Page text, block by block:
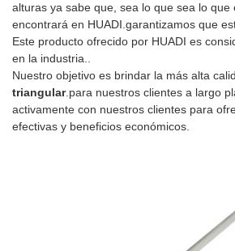
alturas ya sabe que, sea lo que sea lo que
encontrará en HUADI.garantizamos que
Este producto ofrecido por HUADI es
en la industria..
Nuestro objetivo es brindar la más alta
triangular.para nuestros clientes a largo
activamente con nuestros clientes para
efectivas y beneficios económicos.